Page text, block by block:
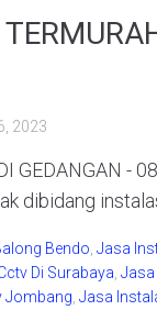
2023
GEDANGAN -
dibidang
Bendo Jasa
Di Surabaya Jasa
Jombang Jasa